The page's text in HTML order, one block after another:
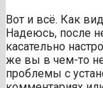
Вот и всё. Как
Надеюсь, после
касательно
же вы в чем-то
проблемы с